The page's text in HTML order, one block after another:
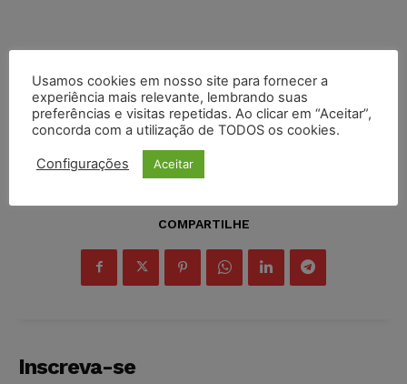
COMPARTILHE
Inscreva-se
Usamos cookies em nosso site para fornecer a
experiência mais relevante, lembrando suas
preferências e visitas repetidas. Ao clicar em “Aceitar”,
concorda com a utilização de TODOS os cookies.
Configurações Aceitar